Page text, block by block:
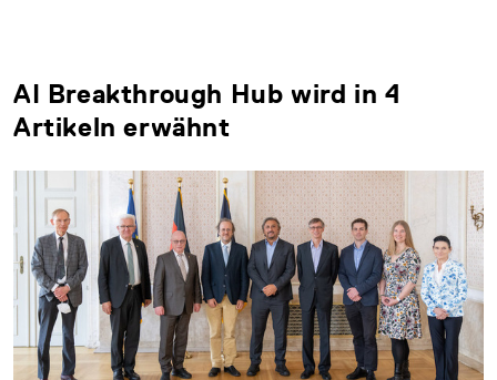
AI Breakthrough Hub wird in 4
Artikeln erwähnt